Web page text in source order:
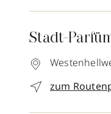
Stadt-
zum